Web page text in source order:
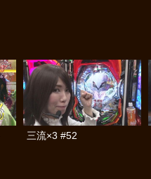
三流×3 #52